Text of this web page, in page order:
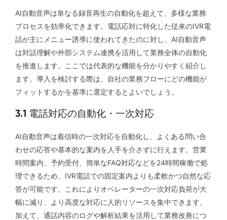
AI自動音声は単なる録音再生の自動化を超えて、多様な業務
プロセスを効率化できます。電話応対に特化した従来のIVR電
話が主にメニュー誘導に使われてきたのに対し、AI自動音声
は対話理解や外部システム連携を活用して業務全体の自動化
を推進します。ここでは代表的な機能を分かりやすく紹介し
ます。導入を検討する際は、自社の業務フローにどの機能が
フィットするかを基準に選定するとよいでしょう。
3.1 電話対応の自動化・一次対応
AI自動音声は着信時の一次対応を自動化し、よくある問い合
わせの応答や基本的な案内を人手を介さずに行えます。営業
時間案内、予約受付、簡単なFAQ対応などを24時間稼働で処
理できるため、IVR電話での固定案内よりも柔軟かつ自然な応
答が可能です。これによりオペレーターの一次対応負荷が大
幅に減り、より高度な対応に人的リソースを集中できます。
加えて、通話内容のログや解析結果を活用して業務改善につ